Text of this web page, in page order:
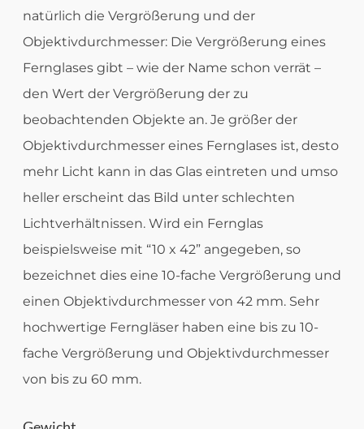
natürlich die Vergrößerung und der
Objektivdurchmesser: Die Vergrößerung eines
Fernglases gibt – wie der Name schon verrät –
den Wert der Vergrößerung der zu
beobachtenden Objekte an. Je größer der
Objektivdurchmesser eines Fernglases ist, desto
mehr Licht kann in das Glas eintreten und umso
heller erscheint das Bild unter schlechten
Lichtverhältnissen. Wird ein Fernglas
beispielsweise mit “10 x 42” angegeben, so
bezeichnet dies eine 10-fache Vergrößerung und
einen Objektivdurchmesser von 42 mm. Sehr
hochwertige Ferngläser haben eine bis zu 10-
fache Vergrößerung und Objektivdurchmesser
von bis zu 60 mm.